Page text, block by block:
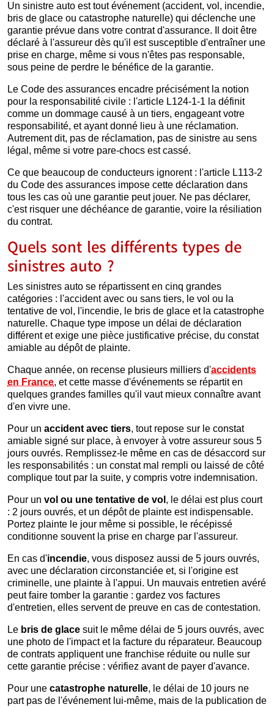
Un sinistre auto est tout événement (accident, vol, incendie,
bris de glace ou catastrophe naturelle) qui déclenche une
garantie prévue dans votre contrat d'assurance. Il doit être
déclaré à l'assureur dès qu'il est susceptible d'entraîner une
prise en charge, même si vous n'êtes pas responsable,
sous peine de perdre le bénéfice de la garantie.
Le Code des assurances encadre précisément la notion
pour la responsabilité civile : l'article L124-1-1 la définit
comme un dommage causé à un tiers, engageant votre
responsabilité, et ayant donné lieu à une réclamation.
Autrement dit, pas de réclamation, pas de sinistre au sens
légal, même si votre pare-chocs est cassé.
Ce que beaucoup de conducteurs ignorent : l'article L113-2
du Code des assurances impose cette déclaration dans
tous les cas où une garantie peut jouer. Ne pas déclarer,
c'est risquer une déchéance de garantie, voire la résiliation
du contrat.
Quels sont les différents types de
sinistres auto ?
Les sinistres auto se répartissent en cinq grandes
catégories : l'accident avec ou sans tiers, le vol ou la
tentative de vol, l'incendie, le bris de glace et la catastrophe
naturelle. Chaque type impose un délai de déclaration
différent et exige une pièce justificative précise, du constat
amiable au dépôt de plainte.
Chaque année, on recense plusieurs milliers d'accidents
en France, et cette masse d'événements se répartit en
quelques grandes familles qu'il vaut mieux connaître avant
d'en vivre une.
Pour un accident avec tiers, tout repose sur le constat
amiable signé sur place, à envoyer à votre assureur sous 5
jours ouvrés. Remplissez-le même en cas de désaccord sur
les responsabilités : un constat mal rempli ou laissé de côté
complique tout par la suite, y compris votre indemnisation.
Pour un vol ou une tentative de vol , le délai est plus court
: 2 jours ouvrés, et un dépôt de plainte est indispensable.
Portez plainte le jour même si possible, le récépissé
conditionne souvent la prise en charge par l'assureur.
En cas d'incendie, vous disposez aussi de 5 jours ouvrés,
avec une déclaration circonstanciée et, si l'origine est
criminelle, une plainte à l'appui. Un mauvais entretien avéré
peut faire tomber la garantie : gardez vos factures
d'entretien, elles servent de preuve en cas de contestation.
Le bris de glace suit le même délai de 5 jours ouvrés, avec
une photo de l'impact et la facture du réparateur. Beaucoup
de contrats appliquent une franchise réduite ou nulle sur
cette garantie précise : vérifiez avant de payer d'avance.
Pour une catastrophe naturelle, le délai de 10 jours ne
part pas de l'événement lui-même, mais de la publication de